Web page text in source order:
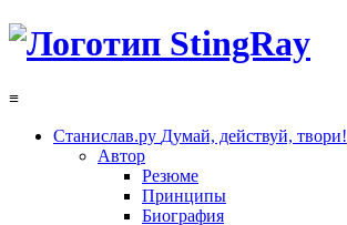
≡
Станислав.ру Думай, действуй, твори!
Автор
Резюме
Принципы
Биография